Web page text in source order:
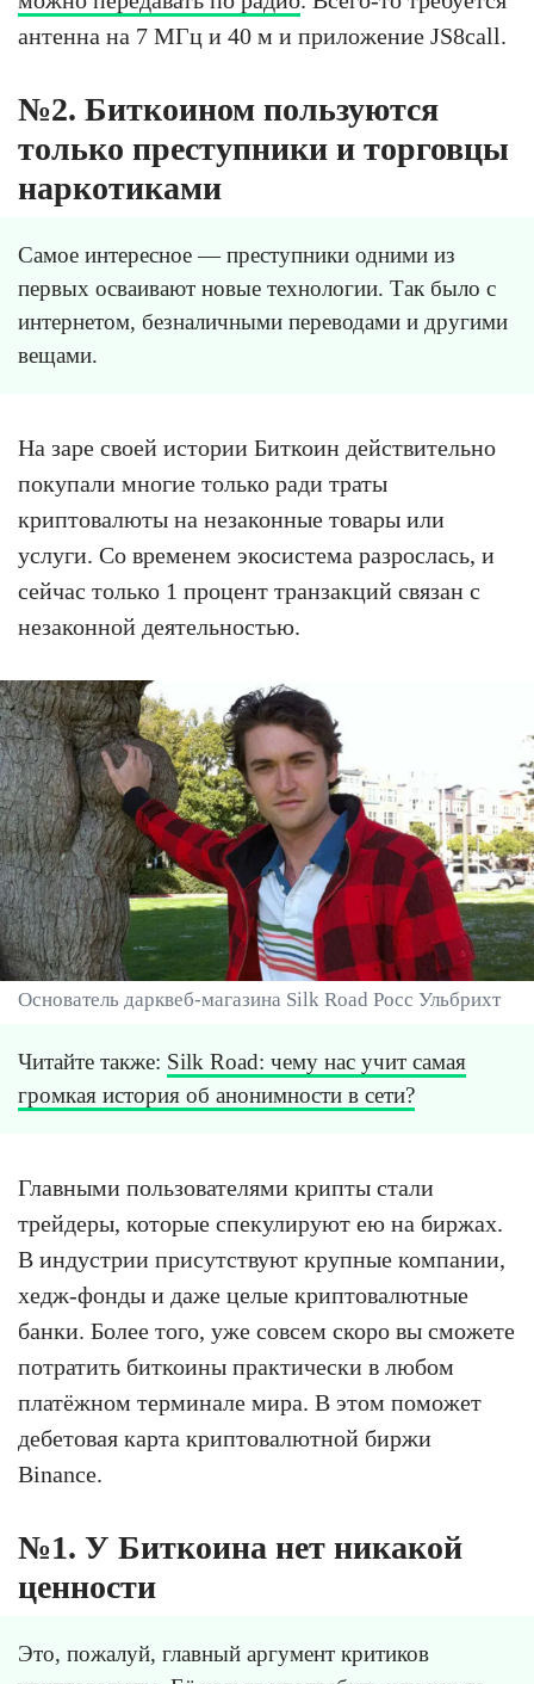
антенна на 7 МГц и 40 м и приложение JS8call.
№2. Биткоином пользуются
только преступники и торговцы
наркотиками
Самое интересное — преступники одними из
первых осваивают новые технологии. Так было с
интернетом, безналичными переводами и другими
вещами.
На заре своей истории Биткоин действительно
покупали многие только ради траты
криптовалюты на незаконные товары или
услуги. Со временем экосистема разрослась, и
сейчас только 1 процент транзакций связан с
незаконной деятельностью.
Основатель дарквеб-магазина Silk Road Росс Ульбрихт
Читайте также: Silk Road: чему нас учит самая
громкая история об анонимности в сети?
Главными пользователями крипты стали
трейдеры, которые спекулируют ею на биржах.
В индустрии присутствуют крупные компании,
хедж-фонды и даже целые криптовалютные
банки. Более того, уже совсем скоро вы сможете
потратить биткоины практически в любом
платёжном терминале мира. В этом поможет
дебетовая карта криптовалютной биржи
Binance.
№1. У Биткоина нет никакой
ценности
Это, пожалуй, главный аргумент критиков